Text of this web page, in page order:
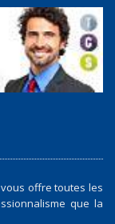
vous offre toutes les
que la